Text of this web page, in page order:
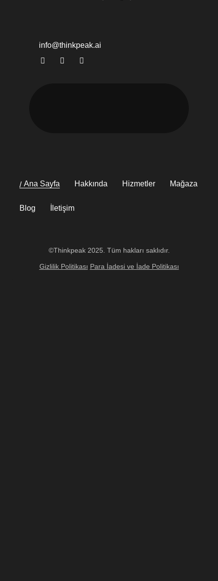
info@thinkpeak.ai
Ana Sayfa Hakkında Hizmetler Mağaza
Blog İletişim
©Thinkpeak 2025. Tüm hakları saklıdır.
Gizlilik Politikası Para İadesi ve İade Politikası